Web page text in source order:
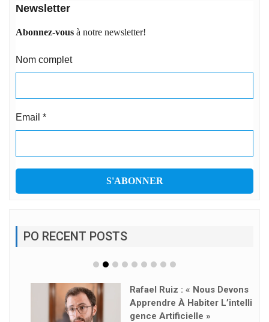
Newsletter
Abonnez-vous à notre newsletter!
Nom complet
Email *
PO RECENT POSTS
Rafael Ruiz : « Nous Devons
Apprendre À Habiter L’intelli
Gence Artificielle »